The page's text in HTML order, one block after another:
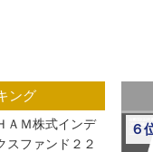
ング
ＡＭ株式インデ
スファンド２２
６